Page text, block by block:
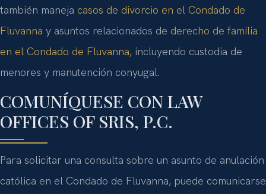
también maneja casos de divorcio en el Condado de
Fluvanna y asuntos relacionados de derecho de familia
en el Condado de Fluvanna, incluyendo custodia de
menores y manutención conyugal.
COMUNÍQUESE CON LAW
OFFICES OF SRIS, P.C.
Para solicitar una consulta sobre un asunto de anulación
católica en el Condado de Fluvanna, puede comunicarse